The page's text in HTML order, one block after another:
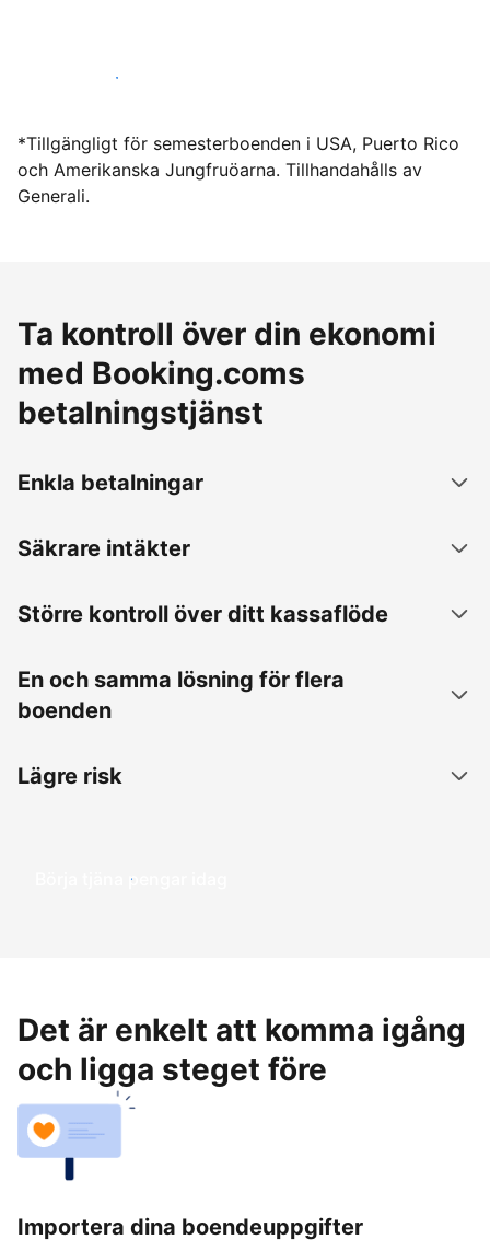
Hyr ut hos oss idag
*Tillgängligt för semesterboenden i USA, Puerto Rico
och Amerikanska Jungfruöarna. Tillhandahålls av
Generali.
Ta kontroll över din ekonomi
med Booking.coms
betalningstjänst
Enkla betalningar
Säkrare intäkter
Större kontroll över ditt kassaflöde
En och samma lösning för flera
boenden
Lägre risk
Börja tjäna pengar idag
Det är enkelt att komma igång
och ligga steget före
Importera dina boendeuppgifter